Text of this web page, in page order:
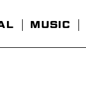
MUSIC